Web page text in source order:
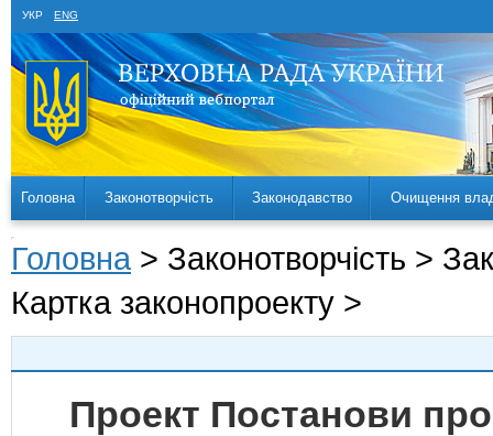
УКР ENG
Головна Законотворчість Законодавство Очищення
Головна > Законотворчість >
Картка законопроекту >
Проект Постанови